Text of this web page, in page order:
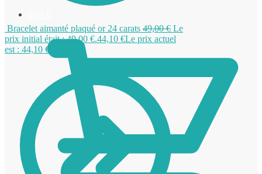
Bracelet aimanté plaqué or 24 carats 49,00€ Le
prix initial était : 49,00 €.44,10 €Le prix actuel
est : 44,10 €.